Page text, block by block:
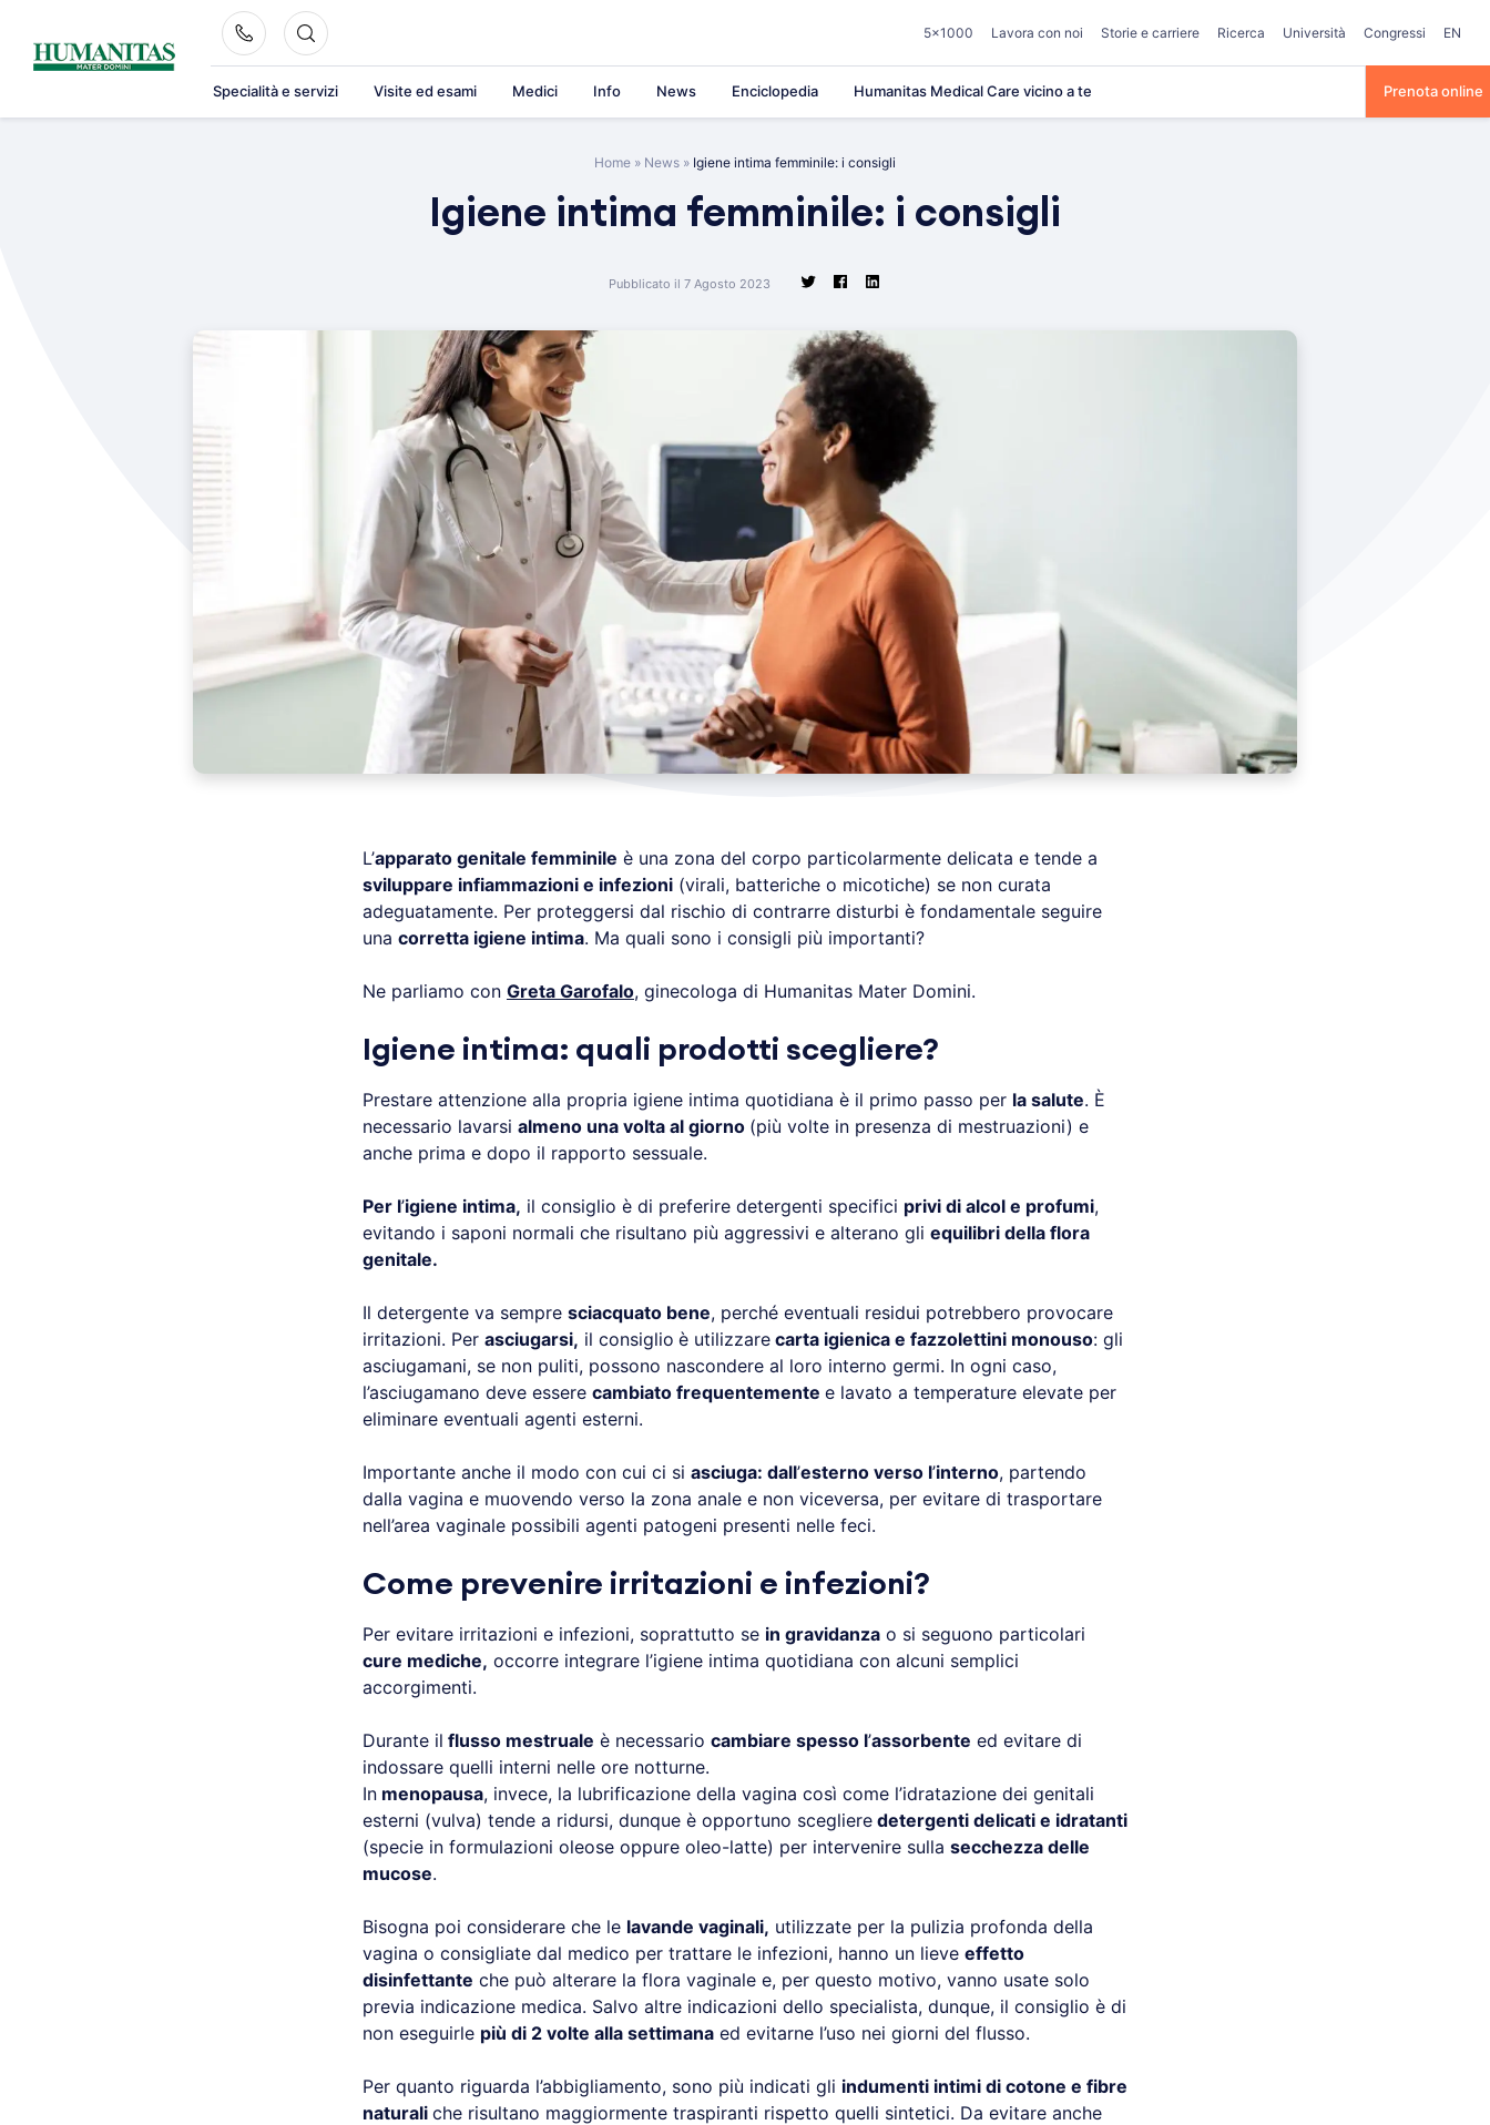
content
5×1000 Lavora con noi Storie e carriere Ricerca Università Congressi EN
Specialità e servizi Visite ed esami Medici Info News Enciclopedia Humanitas Medical Care vicino a te Prenota online
Home » News » Igiene intima femminile: i consigli
Igiene intima femminile: i consigli
Pubblicato il 7 Agosto 2023
L’apparato genitale femminile è una zona del corpo particolarmente delicata e tende a
sviluppare infiammazioni e infezioni (virali, batteriche o micotiche) se non curata
adeguatamente. Per proteggersi dal rischio di contrarre disturbi è fondamentale seguire
una corretta igiene intima. Ma quali sono i consigli più importanti?
Ne parliamo con Greta Garofalo, ginecologa di Humanitas Mater Domini.
Igiene intima: quali prodotti scegliere?
Prestare attenzione alla propria igiene intima quotidiana è il primo passo per la salute. È
necessario lavarsi almeno una volta al giorno (più volte in presenza di mestruazioni) e
anche prima e dopo il rapporto sessuale.
Per l’igiene intima, il consiglio è di preferire detergenti specifici privi di alcol e profumi,
evitando i saponi normali che risultano più aggressivi e alterano gli equilibri della flora
genitale.
Il detergente va sempre sciacquato bene, perché eventuali residui potrebbero provocare
irritazioni. Per asciugarsi, il consiglio è utilizzare carta igienica e fazzolettini monouso: gli
asciugamani, se non puliti, possono nascondere al loro interno germi. In ogni caso,
l’asciugamano deve essere cambiato frequentemente e lavato a temperature elevate per
eliminare eventuali agenti esterni.
Importante anche il modo con cui ci si asciuga: dall’esterno verso l’interno, partendo
dalla vagina e muovendo verso la zona anale e non viceversa, per evitare di trasportare
nell’area vaginale possibili agenti patogeni presenti nelle feci.
Come prevenire irritazioni e infezioni?
Per evitare irritazioni e infezioni, soprattutto se in gravidanza o si seguono particolari
cure mediche, occorre integrare l’igiene intima quotidiana con alcuni semplici
accorgimenti.
Durante il flusso mestruale è necessario cambiare spesso l’assorbente ed evitare di
indossare quelli interni nelle ore notturne.
In menopausa, invece, la lubrificazione della vagina così come l’idratazione dei genitali
esterni (vulva) tende a ridursi, dunque è opportuno scegliere detergenti delicati e idratanti
(specie in formulazioni oleose oppure oleo-latte) per intervenire sulla secchezza delle
mucose.
Bisogna poi considerare che le lavande vaginali, utilizzate per la pulizia profonda della
vagina o consigliate dal medico per trattare le infezioni, hanno un lieve effetto
disinfettante che può alterare la flora vaginale e, per questo motivo, vanno usate solo
previa indicazione medica. Salvo altre indicazioni dello specialista, dunque, il consiglio è di
non eseguirle più di 2 volte alla settimana ed evitarne l’uso nei giorni del flusso.
Per quanto riguarda l’abbigliamento, sono più indicati gli indumenti intimi di cotone e fibre
naturali che risultano maggiormente traspiranti rispetto quelli sintetici. Da evitare anche